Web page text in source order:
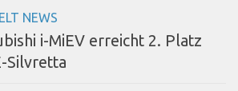
NEWS
i-MiEV erreicht 2. Platz
Silvretta